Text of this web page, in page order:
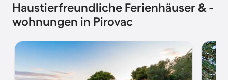
Haustierfreundliche Ferienhäuser & -
wohnungen in Pirovac